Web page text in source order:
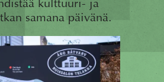
samana päivänä.